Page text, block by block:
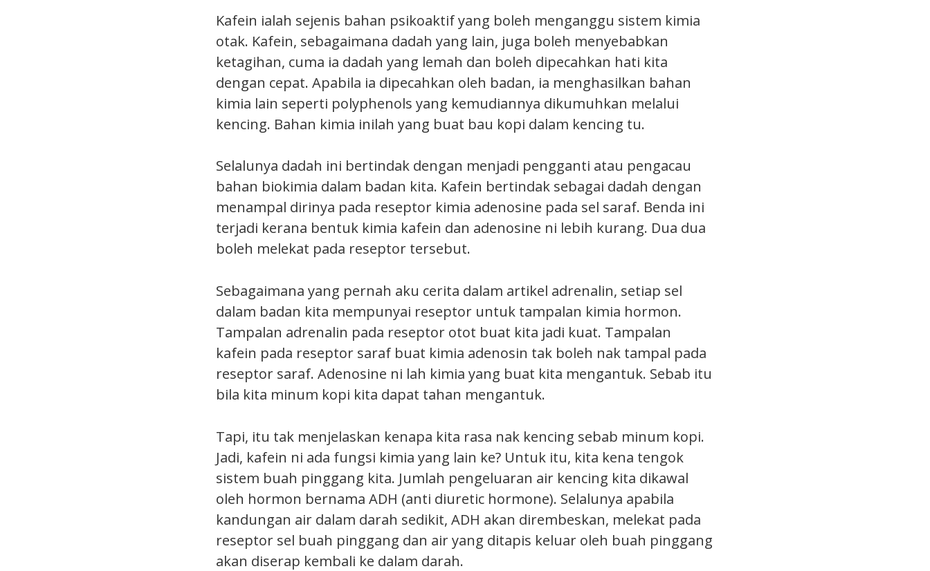
Kafein ialah sejenis bahan psikoaktif yang boleh menganggu sistem kimia
otak. Kafein, sebagaimana dadah yang lain, juga boleh menyebabkan
ketagihan, cuma ia dadah yang lemah dan boleh dipecahkan hati kita
dengan cepat. Apabila ia dipecahkan oleh badan, ia menghasilkan bahan
kimia lain seperti polyphenols yang kemudiannya dikumuhkan melalui
kencing. Bahan kimia inilah yang buat bau kopi dalam kencing tu.
Selalunya dadah ini bertindak dengan menjadi pengganti atau pengacau
bahan biokimia dalam badan kita. Kafein bertindak sebagai dadah dengan
menampal dirinya pada reseptor kimia adenosine pada sel saraf. Benda ini
terjadi kerana bentuk kimia kafein dan adenosine ni lebih kurang. Dua dua
boleh melekat pada reseptor tersebut.
Sebagaimana yang pernah aku cerita dalam artikel adrenalin, setiap sel
dalam badan kita mempunyai reseptor untuk tampalan kimia hormon.
Tampalan adrenalin pada reseptor otot buat kita jadi kuat. Tampalan
kafein pada reseptor saraf buat kimia adenosin tak boleh nak tampal pada
reseptor saraf. Adenosine ni lah kimia yang buat kita mengantuk. Sebab itu
bila kita minum kopi kita dapat tahan mengantuk.
Tapi, itu tak menjelaskan kenapa kita rasa nak kencing sebab minum kopi.
Jadi, kafein ni ada fungsi kimia yang lain ke? Untuk itu, kita kena tengok
sistem buah pinggang kita. Jumlah pengeluaran air kencing kita dikawal
oleh hormon bernama ADH (anti diuretic hormone). Selalunya apabila
kandungan air dalam darah sedikit, ADH akan dirembeskan, melekat pada
reseptor sel buah pinggang dan air yang ditapis keluar oleh buah pinggang
akan diserap kembali ke dalam darah.